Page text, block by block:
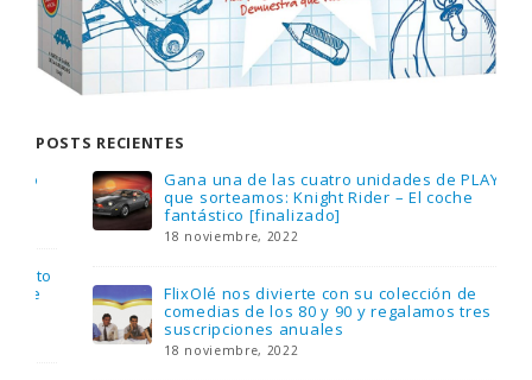
POSTS RECIENTES
Gana una de las cuatro unidades de PLAYMOBIL
que sorteamos: Knight Rider – El coche
fantástico [finalizado]
18 noviembre, 2022
FlixOlé nos divierte con su colección de
comedias de los 80 y 90 y regalamos tres
suscripciones anuales
18 noviembre, 2022